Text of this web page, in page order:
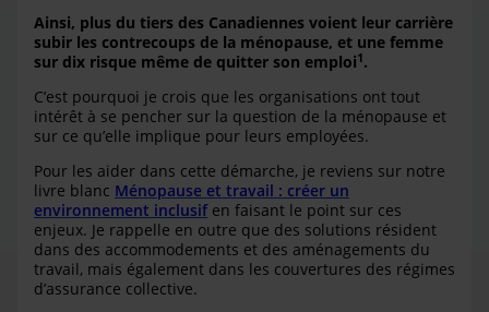
Ainsi, plus du tiers des Canadiennes voient leur carrière
subir les contrecoups de la ménopause, et une femme
sur dix risque même de quitter son emploi1.
C’est pourquoi je crois que les organisations ont tout
intérêt à se pencher sur la question de la ménopause et
sur ce qu’elle implique pour leurs employées.
Pour les aider dans cette démarche, je reviens sur notre
livre blanc Ménopause et travail : créer un
environnement inclusifen faisant le point sur ces
enjeux. Je rappelle en outre que des solutions résident
dans des accommodements et des aménagements du
travail, mais également dans les couvertures des régimes
d’assurance collective.